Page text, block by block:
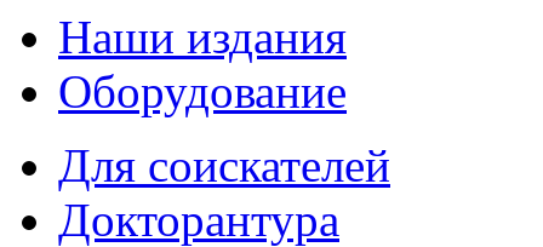
Наши издания
Оборудование
Для соискателей
Докторантура